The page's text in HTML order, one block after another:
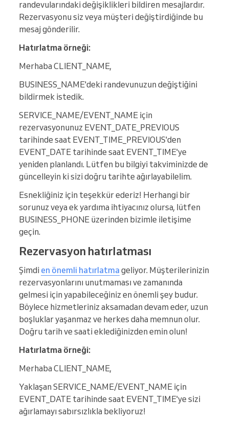
randevularındaki değişiklikleri bildiren mesajlardır.
Rezervasyonu siz veya müşteri değiştirdiğinde bu
mesaj gönderilir.
Hatırlatma örneği:
Merhaba CLIENT_NAME,
BUSINESS_NAME'deki randevunuzun değiştiğini
bildirmek istedik.
SERVICE_NAME/EVENT_NAME için
rezervasyonunuz EVENT_DATE_PREVIOUS
tarihinde saat EVENT_TIME_PREVIOUS'den
EVENT_DATE tarihinde saat EVENT_TIME'ye
yeniden planlandı. Lütfen bu bilgiyi takviminizde de
güncelleyin ki sizi doğru tarihte ağırlayabilelim.
Esnekliğiniz için teşekkür ederiz! Herhangi bir
sorunuz veya ek yardıma ihtiyacınız olursa, lütfen
BUSINESS_PHONE üzerinden bizimle iletişime
geçin.
Rezervasyon hatırlatması
Şimdi en önemli hatırlatma geliyor. Müşterilerinizin
rezervasyonlarını unutmaması ve zamanında
gelmesi için yapabileceğiniz en önemli şey budur.
Böylece hizmetleriniz aksamadan devam eder, uzun
boşluklar yaşanmaz ve herkes daha memnun olur.
Doğru tarih ve saati eklediğinizden emin olun!
Hatırlatma örneği:
Merhaba CLIENT_NAME,
Yaklaşan SERVICE_NAME/EVENT_NAME için
EVENT_DATE tarihinde saat EVENT_TIME'ye sizi
ağırlamayı sabırsızlıkla bekliyoruz!